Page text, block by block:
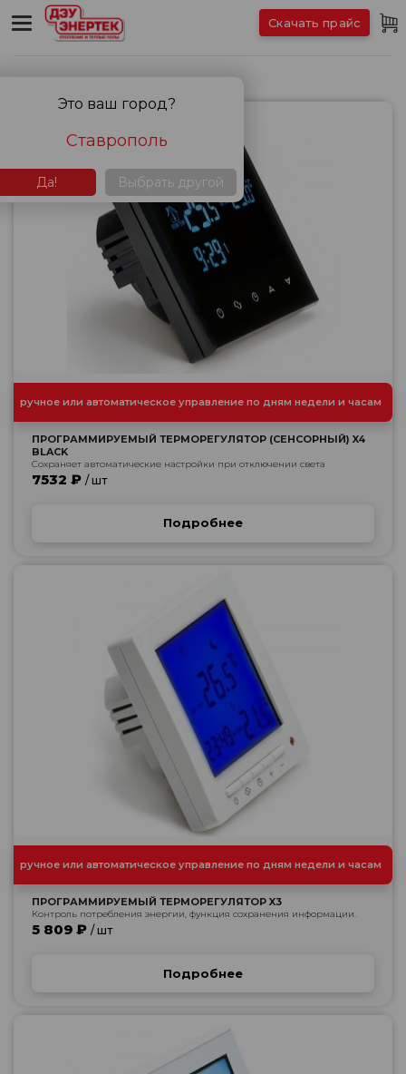
Терморегуляторы
ручное или автоматическое управление по дням недели и часам
ПРОГРАММИРУЕМЫЙ ТЕРМОРЕГУЛЯТОР (СЕНСОРНЫЙ) X4
BLACK
Сохраняет автоматические настройки при отключении света
7532 ₽ / шт
Подробнее
ручное или автоматическое управление по дням недели и часам
ПРОГРАММИРУЕМЫЙ ТЕРМОРЕГУЛЯТОР X3
Контроль потребления энергии, функция сохранения информации.
5 809 ₽ / шт
Подробнее
Скачать прайс
Это ваш город?
Ставрополь
Да! Выбрать другой